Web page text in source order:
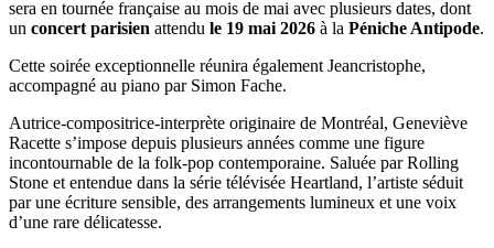
sera en tournée française au mois de mai avec plusieurs dates, dont
un concert parisien attendu le 19 mai 2026 à la Péniche Antipode.
Cette soirée exceptionnelle réunira également Jeancristophe,
accompagné au piano par Simon Fache.
Autrice-compositrice-interprète originaire de Montréal, Geneviève
Racette s’impose depuis plusieurs années comme une figure
incontournable de la folk-pop contemporaine. Saluée par Rolling
Stone et entendue dans la série télévisée Heartland, l’artiste séduit
par une écriture sensible, des arrangements lumineux et une voix
d’une rare délicatesse.